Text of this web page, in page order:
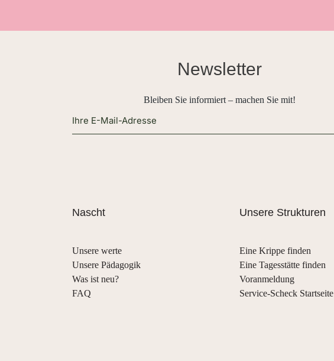
Newsletter
Bleiben Sie informiert – machen Sie mit!
Nascht
Unsere werte
Unsere Pädagogik
Was ist neu?
FAQ
Unsere Strukturen
Eine Krippe finden
Eine Tagesstätte finden
Voranmeldung
Service-Scheck Startseite